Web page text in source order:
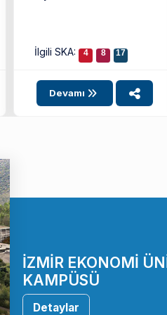
İlgili SKA: 4 8 17
Devamı
İZMİR EKONOMİ
KAMPÜSÜ
Detaylar